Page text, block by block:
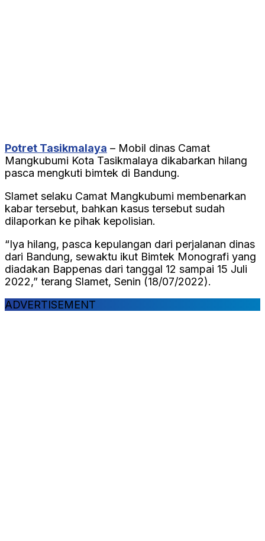
Potret Tasikmalaya – Mobil dinas Camat
Mangkubumi Kota Tasikmalaya dikabarkan hilang
pasca mengkuti bimtek di Bandung.
Slamet selaku Camat Mangkubumi membenarkan
kabar tersebut, bahkan kasus tersebut sudah
dilaporkan ke pihak kepolisian.
“Iya hilang, pasca kepulangan dari perjalanan dinas
dari Bandung, sewaktu ikut Bimtek Monografi yang
diadakan Bappenas dari tanggal 12 sampai 15 Juli
2022,” terang Slamet, Senin (18/07/2022).
ADVERTISEMENT